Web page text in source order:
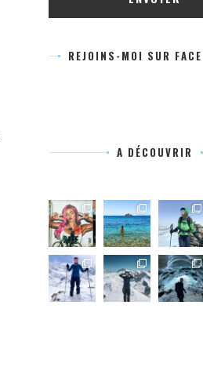
REJOINS-MOI SUR
A DÉCOUVRIR